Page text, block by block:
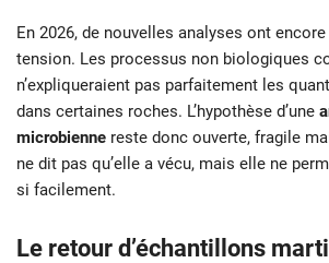
En 2026, de nouvelles analyses ont
tension. Les processus non biologiques
n’expliqueraient pas parfaitement les
dans certaines roches. L’hypothèse d’une
microbienne reste donc ouverte, fragile
ne dit pas qu’elle a vécu, mais elle ne
si facilement.
Le retour d’échantillons